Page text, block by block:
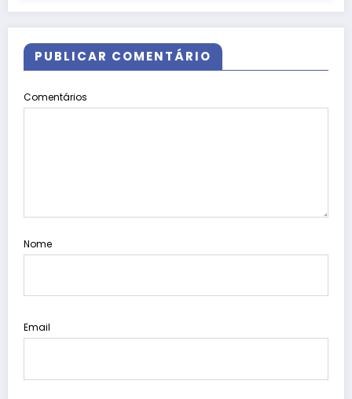
PUBLICAR COMENTÁRIO
Comentários
Nome
Email